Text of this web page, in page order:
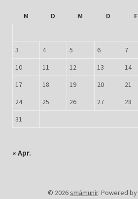
M D M D F
3
4 5 6 7
10
11 12 13 14
17
18 19 20 21
24
25 26 27 28
31
« Apr.
© 2026smámunir. Powered by